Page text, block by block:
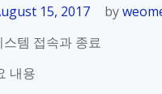
15, 2017 by
템 접속과 종료
내용